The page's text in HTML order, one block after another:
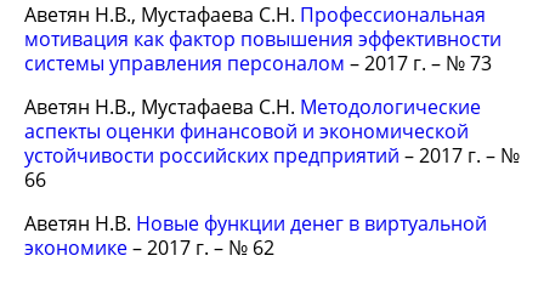
Аветян Н.В., Мустафаева С.Н. Профессиональная
мотивация как фактор повышения эффективности
системы управления персоналом – 2017 г. – № 73
Аветян Н.В., Мустафаева С.Н. Методологические
аспекты оценки финансовой и экономической
устойчивости российских предприятий – 2017 г. – №
66
Аветян Н.В. Новые функции денег в виртуальной
экономике– 2017 г. – № 62